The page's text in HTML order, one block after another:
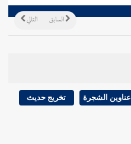
التالي السابق
عناوين الشجرة تخريج حديث